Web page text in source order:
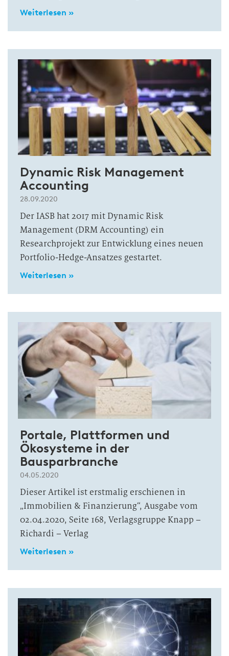
Weiterlesen »
Dynamic Risk Management
Accounting
28.09.2020
Der IASB hat 2017 mit Dynamic Risk
Management (DRM Accounting) ein
Researchprojekt zur Entwicklung eines neuen
Portfolio-Hedge-Ansatzes gestartet.
Weiterlesen »
Portale, Plattformen und
Ökosysteme in der
Bausparbranche
04.05.2020
Dieser Artikel ist erstmalig erschienen in
„Immobilien & Finanzierung“, Ausgabe vom
02.04.2020, Seite 168, Verlagsgruppe Knapp –
Richardi – Verlag
Weiterlesen »